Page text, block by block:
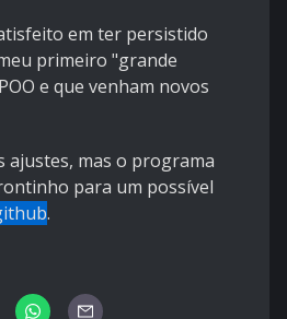
em ter persistido
primeiro "grande
e que venham novos
ajustes, mas o programa
para um possível
.